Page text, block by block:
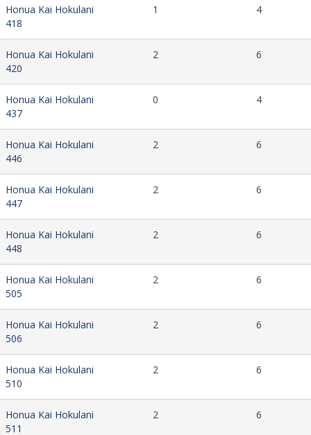
Honua Kai Hokulani
418
1 4
Honua Kai Hokulani
420
2 6
Honua Kai Hokulani
437
0 4
Honua Kai Hokulani
446
2 6
Honua Kai Hokulani
447
2 6
Honua Kai Hokulani
448
2 6
Honua Kai Hokulani
505
2 6
Honua Kai Hokulani
506
2 6
Honua Kai Hokulani
510
2 6
Honua Kai Hokulani
511
2 6